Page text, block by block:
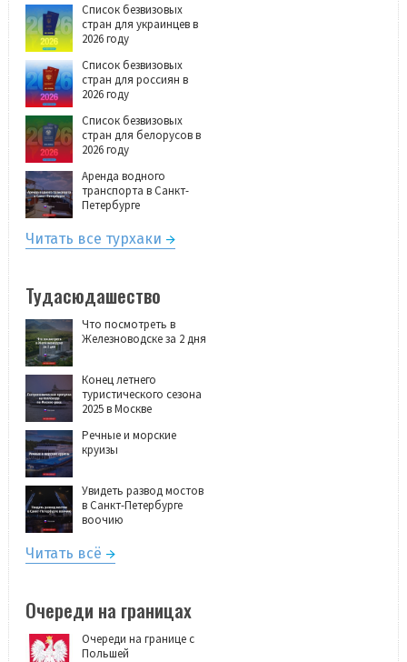
Список безвизовых
стран для украинцев в
2026 году
Список безвизовых
стран для россиян в
2026 году
Список безвизовых
стран для белорусов в
2026 году
Аренда водного
транспорта в Санкт-
Петербурге
Читать все турхаки
Тудасюдашество
Что посмотреть в
Железноводске за 2 дня
Конец летнего
туристического сезона
2025 в Москве
Речные и морские
круизы
Увидеть развод мостов
в Санкт-Петербурге
воочию
Читать всё
Очереди на границах
Очереди на границе с
Польшей